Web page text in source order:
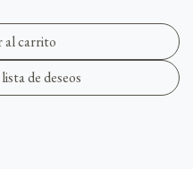
al carrito
de deseos